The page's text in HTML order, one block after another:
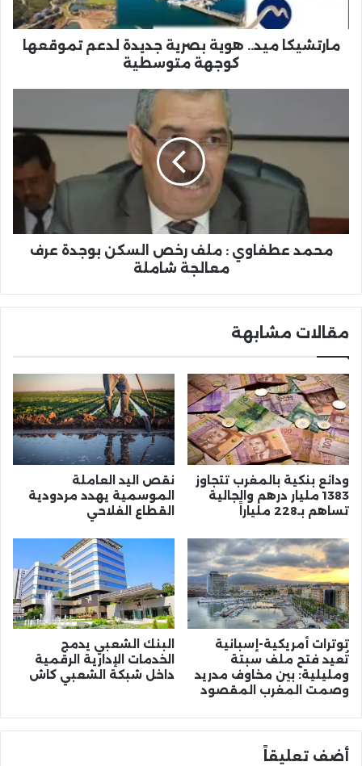
متوسطية
مارتشيكا ميد.. هوية بصرية جديدة لدعم تموقعها
كوجهة متوسطية
ملف
عرف
معالجة
شاملةمحمد عطفاوي : ملف رخص السكن بوجدة عرف
معالجة شاملة
مقالات مشابهة
ودائع بنكية بالمغرب تتجاوز
1383 مليار درهم والجالية
تساهم بـ228 ملياراً
نقص اليد العاملة
الموسمية يهدد مردودية
القطاع الفلاحي
توترات أمريكية-إسبانية
تُعيد فتح ملف سبتة
ومليلية: بين مخاوف مدريد
وصمت المغرب المقصود
البنك الشعبي يدمج
الخدمات الإدارية الرقمية
داخل شبكة الشعبي كاش
أضف تعليقاً